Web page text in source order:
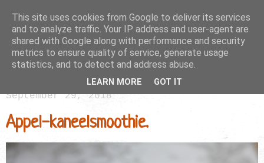
September 29, 2018
Appel-kaneelsmoothie.
This site uses cookies from Google to deliver its services
and to analyze traffic. Your IP address and user-agent are
shared with Google along with performance and security
metrics to ensure quality of service, generate usage
statistics, and to detect and address abuse.
LEARN MORE GOT IT